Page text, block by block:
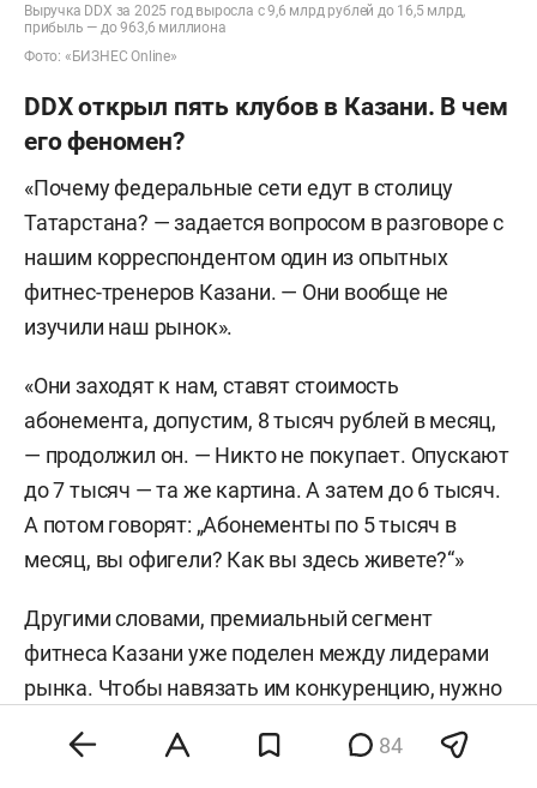
Выручка DDX за 2025 год выросла с 9,6 млрд рублей до 16,5 млрд,
прибыль — до 963,6 миллиона
Фото: «БИЗНЕС Online»
DDX открыл пять клубов в Казани. В чем
его феномен?
«Почему федеральные сети едут в столицу
Татарстана? — задается вопросом в разговоре с
нашим корреспондентом один из опытных
фитнес-тренеров Казани. — Они вообще не
изучили наш рынок».
«Они заходят к нам, ставят стоимость
абонемента, допустим, 8 тысяч рублей в месяц,
— продолжил он. — Никто не покупает. Опускают
до 7 тысяч — та же картина. А затем до 6 тысяч.
А потом говорят: „Абонементы по 5 тысяч в
месяц, вы офигели? Как вы здесь живете?“»
Другими словами, премиальный сегмент
фитнеса Казани уже поделен между лидерами
рынка. Чтобы навязать им конкуренцию, нужно
территориальным (место в центре города) или
84